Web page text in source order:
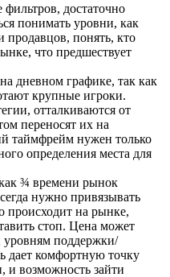
достаточно
понимать уровни, как
продавцов, понять, кто
что предшествует
дневном графике, так как
крупные игроки.
отталкиваются от
переносят их на
таймфрейм нужен только
определения места для
как ¾ времени рынок
нужно привязывать
происходит на рынке,
стоп. Цена может
уровням поддержки/
дает комфортную точку
и возможность зайти